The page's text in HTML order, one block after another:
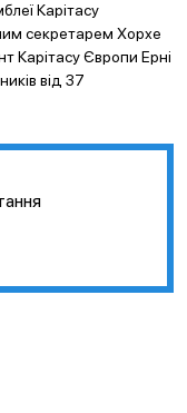
Карітасу
секретарем Хорхе
Карітасу Європи Ерні
від 37